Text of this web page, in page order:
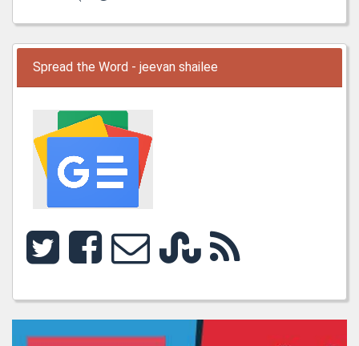
Spread the Word - jeevan shailee